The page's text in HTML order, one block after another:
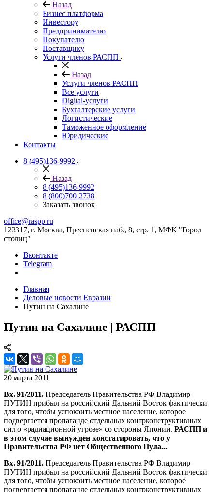
Назад
Бизнес платформа
Инвестору
Предпринимателю
Покупателю
Поставщику
Услуги членов РАСПП
Назад
Услуги членов РАСПП
Все услуги
Digital-услуги
Бухгалтерские услуги
Логистические
Таможенное оформление
Юридические
Контакты
8 (495)136-9992
Назад
8 (495)136-9992
8 (800)700-2738
Заказать звонок
office@raspp.ru
123317, г. Москва, Пресненская наб., 8, стр. 1, МФК "Город
столиц"
Вконтакте
Telegram
Главная
Деловые новости Евразии
Путин на Сахалине
Путин на Сахалине | РАСПП
20 марта 2011
Вх. 91/2011. Председатель Правительства РФ Владимир
ПУТИН прибыл на российский Дальний Восток фактически
для того, чтобы успокоить местное население, которое
подвергается пропаганде отдельных контрконструктивных
сил о «радиационной угрозе» со стороны Японии. РАСПП и
в этом случае вынужден констатировать, что у
Правительства РФ нет Общественного Пула...
Вх. 91/2011. Председатель Правительства РФ Владимир
ПУТИН прибыл на российский Дальний Восток фактически
для того, чтобы успокоить местное население, которое
подвергается пропаганде отдельных контрконструктивных